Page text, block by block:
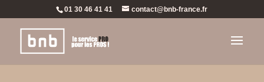
01 30 46 41 41 contact@bnb-france.fr